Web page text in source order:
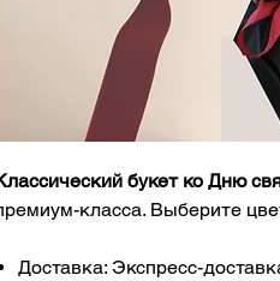
букет ко Дню
класса. Выберите
Доставка: Экспресс-